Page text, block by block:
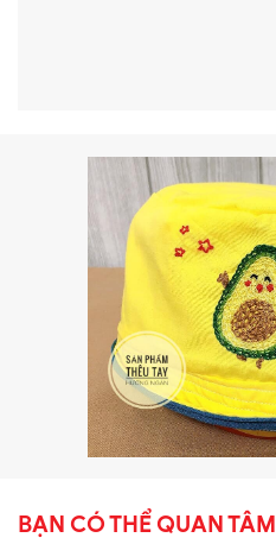
BẠN CÓ THỂ QUAN TÂM